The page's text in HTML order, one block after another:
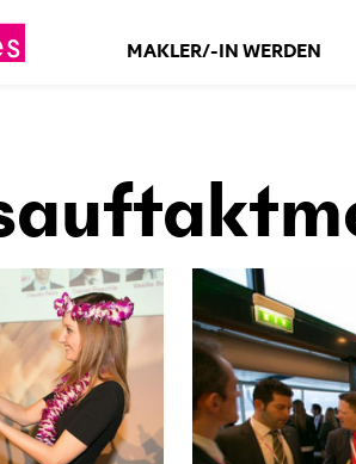
MAKLER/-IN WERDEN